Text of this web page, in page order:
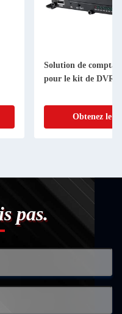
Solution de
pour le kit de DVR
Obtenez le
pas.